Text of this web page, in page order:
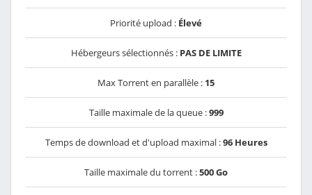
Priorité upload : Élevé
Hébergeurs sélectionnés : PAS DE LIMITE
Max Torrent en parallèle : 15
Taille maximale de la queue :999
Temps de download et d'upload maximal :96 Heures
Taille maximale du torrent :500 Go